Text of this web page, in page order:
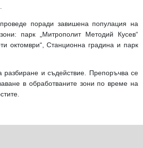
поради завишена популация на
парк „Митрополит Методий Кусев“
октомври“, Станционна градина и парк
разбиране и съдействие. Препоръчва се
в обработваните зони по време на